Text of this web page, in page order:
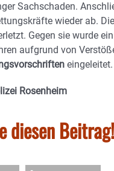
Sachschaden.
wieder ab.
Gegen sie wurde ein
aufgrund von
eingeleitet.
Rosenheim
diesen Beitrag!